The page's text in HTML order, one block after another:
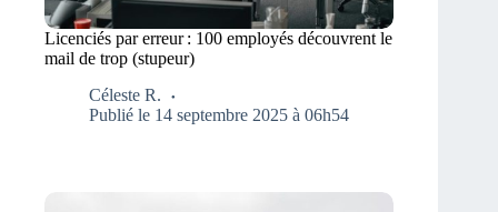
Licenciés par erreur : 100 employés découvrent le
mail de trop (stupeur)
Céleste R.
Publié le 14 septembre 2025 à 06h54